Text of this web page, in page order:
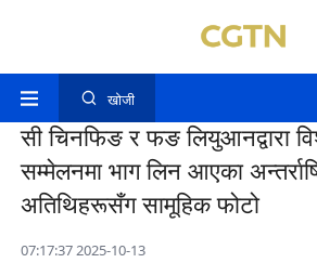
खोजी
सी चिनफिङ र फङ लियुआनद्वारा
सम्मेलनमा भाग लिन आएका
अतिथिहरूसँग सामूहिक फोटो
07:17:37 2025-10-13